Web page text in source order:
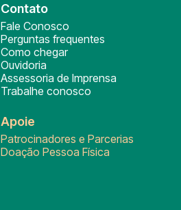
Contato
Fale Conosco
Perguntas frequentes
Como chegar
Ouvidoria
Assessoria de Imprensa
Trabalhe conosco
Apoie
Patrocinadores e Parcerias
Doação Pessoa Física